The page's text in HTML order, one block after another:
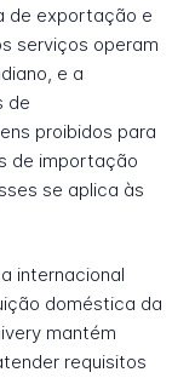
de exportação e
serviços operam
e a
de
proibidos para
de importação
se aplica às
internacional
doméstica da
mantém
requisitos